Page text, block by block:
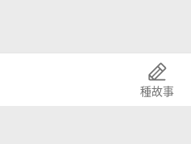
種故事